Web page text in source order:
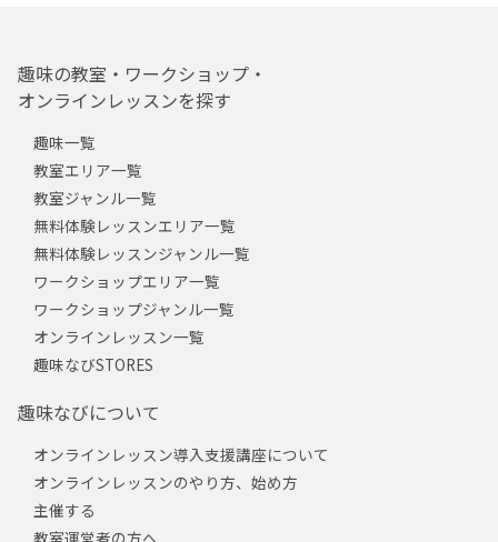
趣味の教室・ワークショップ・
オンラインレッスンを探す
趣味一覧
教室エリア一覧
教室ジャンル一覧
無料体験レッスンエリア一覧
無料体験レッスンジャンル一覧
ワークショップエリア一覧
ワークショップジャンル一覧
オンラインレッスン一覧
趣味なびSTORES
趣味なびについて
オンラインレッスン導入支援講座について
オンラインレッスンのやり方、始め方
主催する